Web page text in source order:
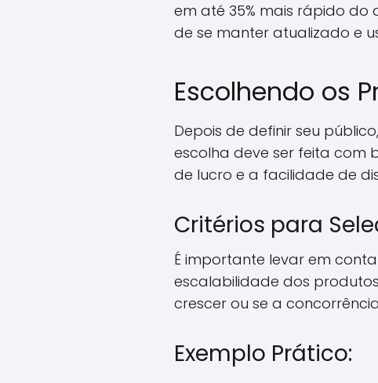
em até 35% mais rápido do
de se manter atualizado e
Escolhendo os
Depois de definir seu
escolha deve ser feita com
de lucro e a facilidade de
Critérios para
É importante levar em
escalabilidade dos
crescer ou se a
Exemplo Prático: